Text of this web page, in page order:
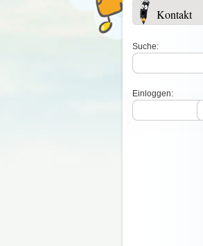
Kontakt
Suche:
Einloggen: